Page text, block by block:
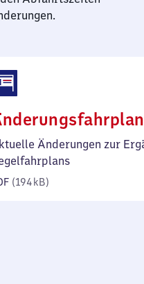
Änderungen zur
(194 kB)